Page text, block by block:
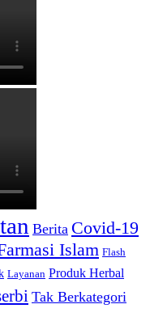
Berita Covid-19
Islam Flash
Layanan Produk Herbal
Tak Berkategori